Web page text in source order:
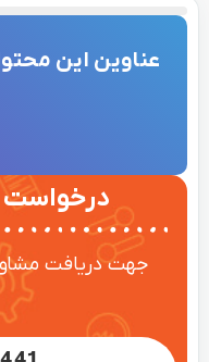
عناوین این
درخواست
جهت دریافت